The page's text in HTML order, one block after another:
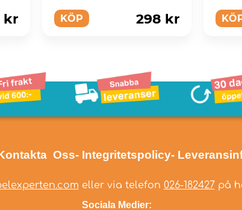
kr KÖP 298 kr
Oss- Integritetspolicy-
eller via telefon 026-182427på
Sociala Medier: